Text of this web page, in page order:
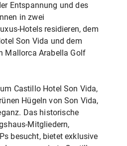
Entspannung und des
in zwei
Hotels residieren, dem
Son Vida und dem
Mallorca Arabella Golf
Castillo Hotel Son Vida,
Hügeln von Son Vida,
Das historische
Mitgliedern,
besucht, bietet exklusive